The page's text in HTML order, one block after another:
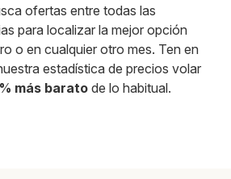
ofertas entre todas las
para localizar la mejor opción
o en cualquier otro mes. Ten en
estadística de precios volar
más barato de lo habitual.